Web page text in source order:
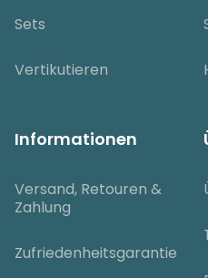
Sets
Vertikutieren
Informationen
Versand, Retouren &
Zahlung
Zufriedenheitsgarantie